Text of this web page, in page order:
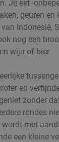
Jij eet
geuren en
Indonesië,
nog een
wijn of bier
en
zonder
rondes
wordt met
een kleine